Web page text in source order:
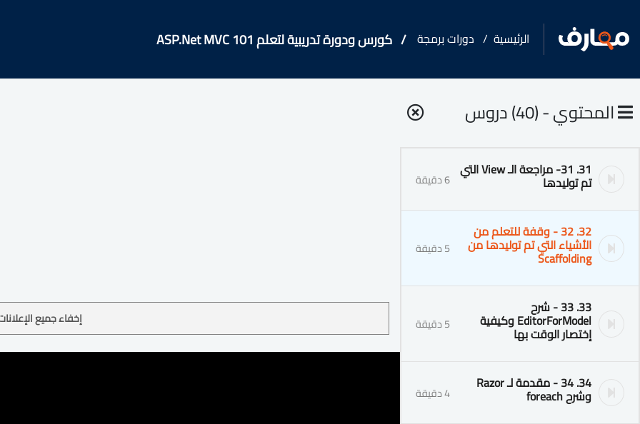
الرئيسية دورات برمجة كورس ودورة تدريبية لتعلم ASP.Net MVC 101
المحتوي - (40) دروس
31. 31- مراجعة الـ View التي
تم توليدها 6 دقيقة
32. 32 - وقفة للتعلم من
الأشياء التي تم توليدها من
Scaffolding 5 دقيقة
33. 33 - شرح
EditorForModel وكيفية
إختصار الوقت بها 5 دقيقة
34. 34 - مقدمة لـ Razor
وشرح foreach 4 دقيقة
إخفاء جميع